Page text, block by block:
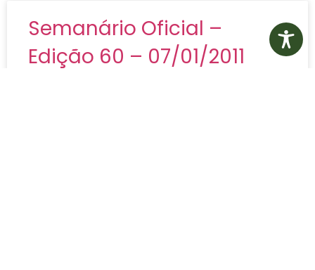
Semanário Oficial –
Edição 60 – 07/01/2011